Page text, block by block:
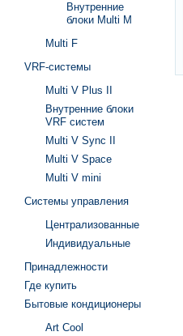
Внутренние
блоки Multi M
Multi F
VRF-системы
Multi V Plus II
Внутренние блоки
VRF систем
Multi V Sync II
Multi V Space
Multi V mini
Системы управления
Централизованные
Индивидуальные
Принадлежности
Где купить
Бытовые кондиционеры
Art Cool